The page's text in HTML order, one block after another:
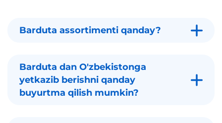
Barduta assortimenti qanday?
Barduta dan O'zbekistonga
yetkazib berishni qanday
buyurtma qilish mumkin?